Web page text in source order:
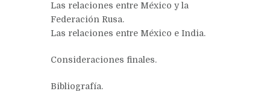
Las relaciones entre México y la
Federación Rusa.
Las relaciones entre México e India.
Consideraciones finales.
Bibliografía.